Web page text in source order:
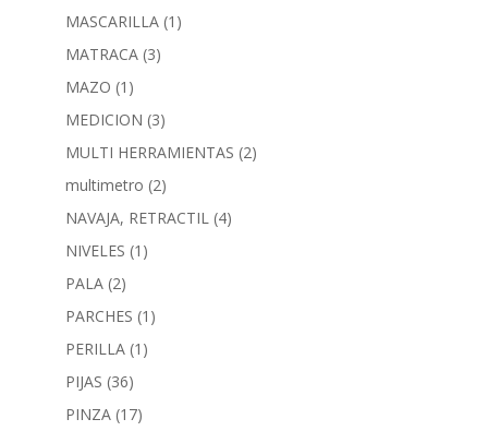
MASCARILLA (1)
MATRACA (3)
MAZO (1)
MEDICION (3)
MULTI HERRAMIENTAS (2)
multimetro (2)
NAVAJA, RETRACTIL (4)
NIVELES (1)
PALA (2)
PARCHES (1)
PERILLA (1)
PIJAS (36)
PINZA (17)